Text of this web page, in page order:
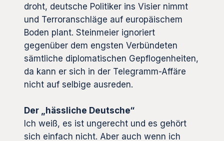
droht, deutsche Politiker ins Visier nimmt
und Terroranschläge auf europäischem
Boden plant. Steinmeier ignoriert
gegenüber dem engsten Verbündeten
sämtliche diplomatischen Gepflogenheiten,
da kann er sich in der Telegramm-Affäre
nicht auf selbige ausreden.
Der „hässliche Deutsche“
Ich weiß, es ist ungerecht und es gehört
sich einfach nicht. Aber auch wenn ich